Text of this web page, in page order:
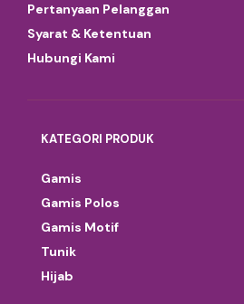
Pertanyaan Pelanggan
Syarat & Ketentuan
Hubungi Kami
KATEGORI PRODUK
Gamis
Gamis Polos
Gamis Motif
Tunik
Hijab